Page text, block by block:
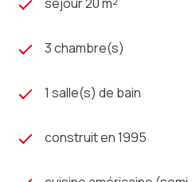
3 chambre(s)
1 salle(s) de bain
construit en 1995